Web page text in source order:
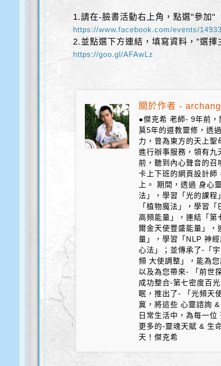
1.請在-臉書活動右上角，點選"參加"
https://www.facebook.com/events/
2.並點選下方連結，填寫資料，"選擇
https://goo.gl/AFAwLz
關於作者 -
●傑克希 老師- 9年前
莫5年的道教靈修，透
力，曾為東方的天上
進行辦事服務，領有
前，聽到內心聲音的召
卡上下班的網頁設計師
上。 期間，透過 身心
法」，學習「光的課程
「植物魔法」，學習
高頻能量」，連結「第
爾金天使豐盛能量」，
量」，學習「NLP 神
心法」；並傳承了-「
頻 大使調整」，能為
以及為您帶來- 「前世
成功整合-第七密度百
眠，推出了- 「光頻天
冀，將這些 心靈諮詢
日常生活中，為每一
更多的-靈魂天賦 & 生
天！傑克希